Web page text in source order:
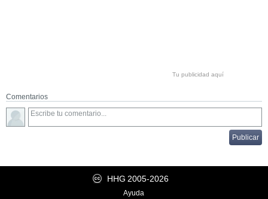
Tu publicidad aquí
Comentarios
HHG 2005-2026
Ayuda